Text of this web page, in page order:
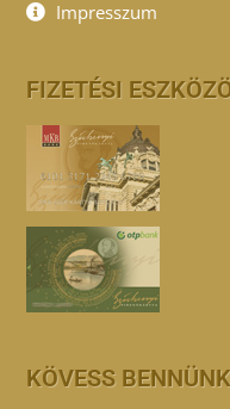
Impresszum
FIZETÉSI
KÖVESS